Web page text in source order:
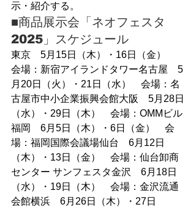
示・紹介する。
■商品展示会「ネオフェスタ
2025」スケジュール
東京　5月15日（木）・16日（金）
会場：新宿アイランドタワー名古屋　5
月20日（火）・21日（水）　会場：名
古屋市中小企業振興会館大阪　5月28日
（水）・29日（木）　会場：OMMビル
福岡　6月5日（木）・6日（金）　会
場：福岡国際会議場仙台　6月12日
（木）・13日（金）　会場：仙台卸商
センター サンフェスタ金沢　6月18日
（水）・19日（木）　会場：金沢流通
会館横浜　6月26日（木）・27日